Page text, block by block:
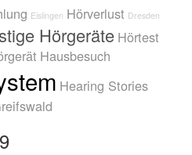
Eislingen Hörverlust Dresden
Hörgeräte Hörtest
Hausbesuch
Hearing Stories